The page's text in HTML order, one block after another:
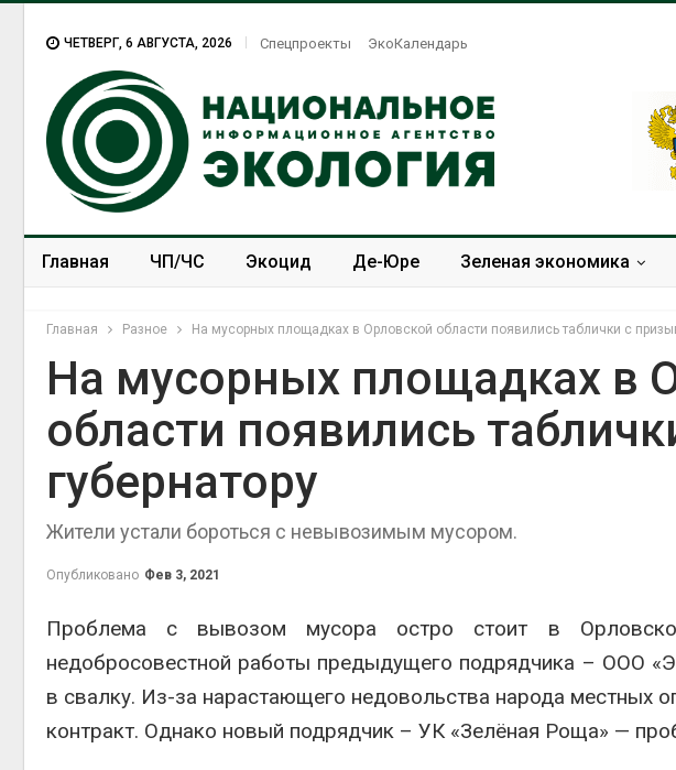
ЧЕТВЕРГ, 6 АВГУСТА, 2026 Спецпроекты ЭкоКалендарь
Главная ЧП/ЧС Экоцид Де-Юре Зеленая экономика
Главная Разное На мусорных площадках в Орловской области появились таблички с
На мусорных площадках в
области появились
губернатору
Жители устали бороться с невывозимым мусором.
Опубликовано Фев 3, 2021
Проблема с вывозом мусора остро стоит в
недобросовестной работы предыдущего подрядчика – ООО
в свалку. Из-за нарастающего недовольства народа местных
контракт. Однако новый подрядчик – УК «Зелёная Роща» —
В Домодедове
ликвидируют
Авг 6, 2026
Авг 6, 2026
стоимость
солнечных
бизнеса